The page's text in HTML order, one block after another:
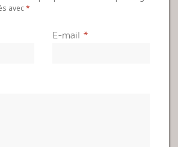
avec*
E-mail *